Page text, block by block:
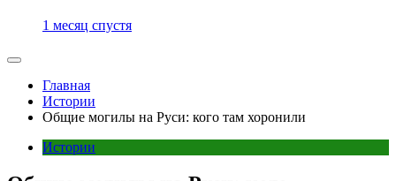
1 месяц спустя
Главная
Истории
Общие могилы на Руси: кого там хоронили
Истории